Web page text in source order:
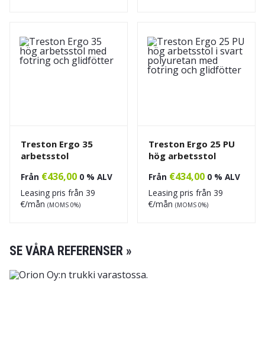
Treston Ergo 35
arbetsstol
Från €436,00 0 % ALV
Leasing pris från 39
€/mån (MOMS 0%)
Treston Ergo 25 PU
hög arbetsstol
Från €434,00 0 % ALV
Leasing pris från 39
€/mån (MOMS 0%)
SE VÅRA REFERENSER »